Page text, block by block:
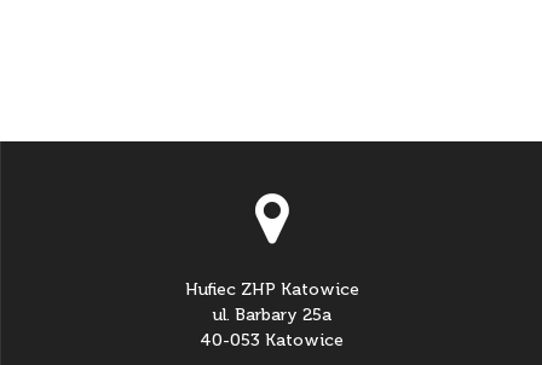
Hufiec ZHP Katowice
ul. Barbary 25a
40-053 Katowice